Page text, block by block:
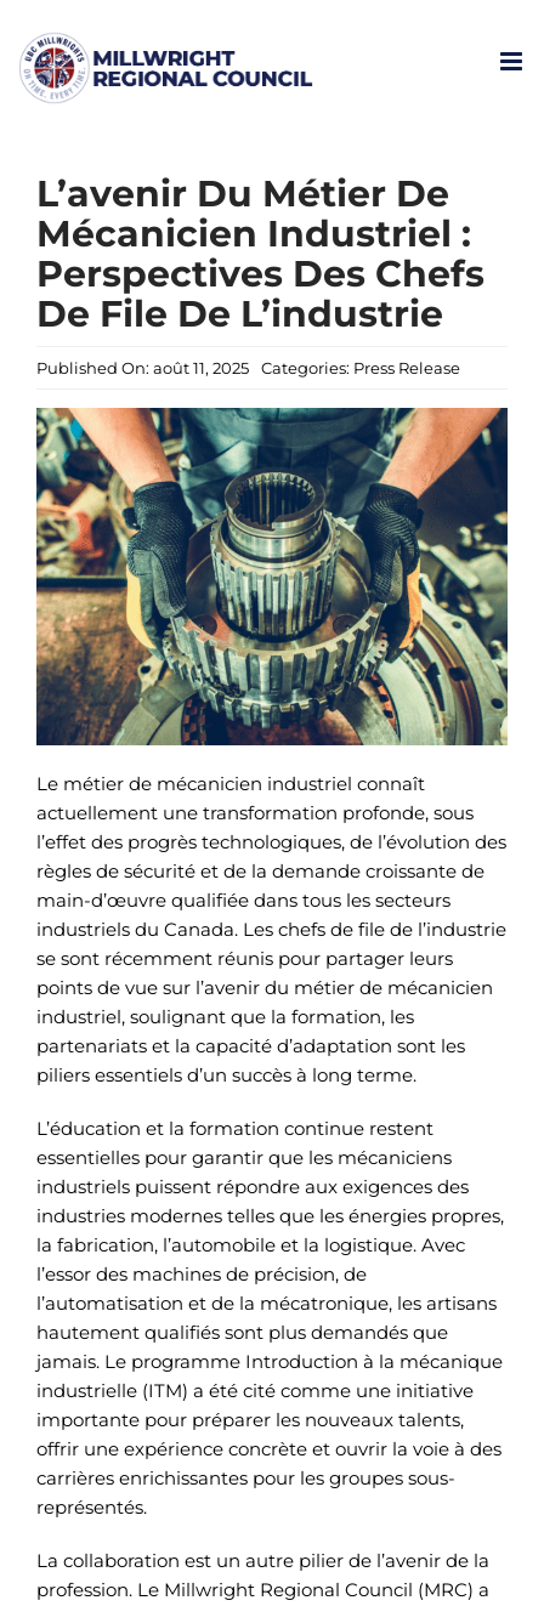
content
L’avenir Du Métier De
Mécanicien Industriel :
Perspectives Des Chefs
De File De L’industrie
Published On: août 11, 2025 Categories: Press Release
Le métier de mécanicien industriel connaît
actuellement une transformation profonde, sous
l’effet des progrès technologiques, de l’évolution des
règles de sécurité et de la demande croissante de
main-d’œuvre qualifiée dans tous les secteurs
industriels du Canada. Les chefs de file de l’industrie
se sont récemment réunis pour partager leurs
points de vue sur l’avenir du métier de mécanicien
industriel, soulignant que la formation, les
partenariats et la capacité d’adaptation sont les
piliers essentiels d’un succès à long terme.
L’éducation et la formation continue restent
essentielles pour garantir que les mécaniciens
industriels puissent répondre aux exigences des
industries modernes telles que les énergies propres,
la fabrication, l’automobile et la logistique. Avec
l’essor des machines de précision, de
l’automatisation et de la mécatronique, les artisans
hautement qualifiés sont plus demandés que
jamais. Le programme Introduction à la mécanique
industrielle (ITM) a été cité comme une initiative
importante pour préparer les nouveaux talents,
offrir une expérience concrète et ouvrir la voie à des
carrières enrichissantes pour les groupes sous-
représentés.
La collaboration est un autre pilier de l’avenir de la
profession. Le Millwright Regional Council (MRC) a